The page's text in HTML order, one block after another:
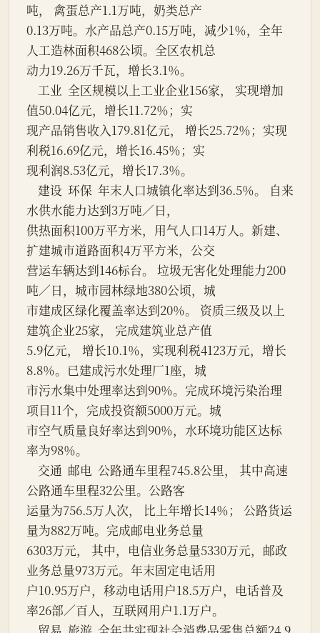
吨， 禽蛋总产1.1万吨，奶类总产
0.13万吨。水产品总产0.15万吨，减少1％，全年
人工造林面积468公顷。全区农机总
动力19.26万千瓦，增长3.1％。
值50.04亿元，增长11.72％；实
现产品销售收入179.81亿元， 增长25.72％；实现
利税16.69亿元，增长16.45％；实
现利润8.53亿元，增长17.3％。
水供水能力达到3万吨／日，
供热面积100万平方米，用气人口14万人。新建、
扩建城市道路面积4万平方米，公交
营运车辆达到146标台。 垃圾无害化处理能力200
吨／日，城市园林绿地380公顷，城
市建成区绿化覆盖率达到20％。 资质三级及以上
建筑企业25家， 完成建筑业总产值
5.9亿元， 增长10.1％，实现利税4123万元，增长
8.8％。已建成污水处理厂1座，城
市污水集中处理率达到90％。完成环境污染治理
项目11个，完成投资额5000万元。城
市空气质量良好率达到90％，水环境功能区达标
率为98％。
公路通车里程32公里。公路客
运量为756.5万人次， 比上年增长14％； 公路货运
量为882万吨。完成邮电业务总量
6303万元， 其中，电信业务总量5330万元，邮政
业务总量973万元。年末固定电话用
户10.95万户，移动电话用户18.5万户，电话普及
率26部／百人，互联网用户1.1万户。